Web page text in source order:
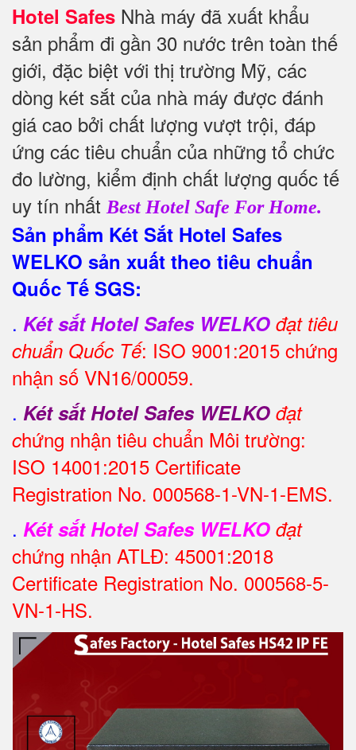
Hotel Safes Nhà máy đã xuất khẩu
sản phẩm đi gần 30 nước trên toàn thế
giới, đặc biệt với thị trường Mỹ, các
dòng két sắt của nhà máy được đánh
giá cao bởi chất lượng vượt trội, đáp
ứng các tiêu chuẩn của những tổ chức
đo lường, kiểm định chất lượng quốc tế
uy tín nhất Best Hotel Safe For Home.
Sản phẩm Két Sắt Hotel Safes
WELKO sản xuất theo tiêu chuẩn
Quốc Tế SGS:
. Két sắt Hotel Safes WELKO đạt tiêu
chuẩn Quốc Tế: ISO 9001:2015 chứng
nhận số VN16/00059.
. Két sắt Hotel Safes WELKO đạt
chứng nhận tiêu chuẩn Môi trường:
ISO 14001:2015 Certificate
Registration No. 000568-1-VN-1-EMS.
. Két sắt Hotel Safes WELKO đạt
chứng nhận ATLĐ: 45001:2018
Certificate Registration No. 000568-5-
VN-1-HS.